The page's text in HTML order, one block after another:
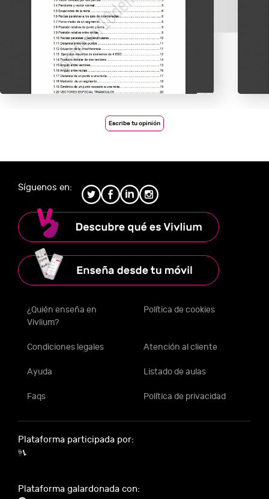
Escribe tu opinión
Síguenos en:
¿Quién enseña en
Vivlium?
Política de cookies
Condiciones legales Atención al cliente
Ayuda Listado de aulas
Faqs Política de privacidad
Plataforma participada por:
Plataforma galardonada con: